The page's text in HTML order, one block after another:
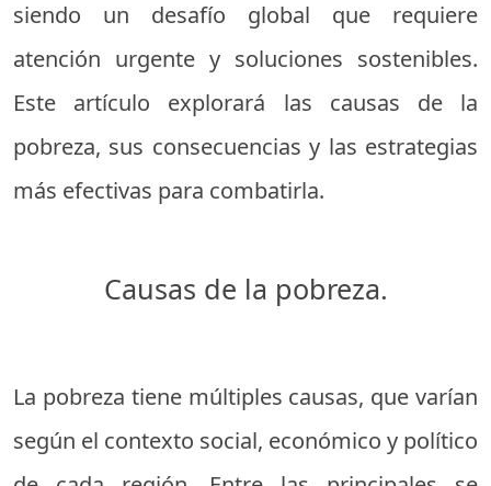
siendo un desafío global que requiere
atención urgente y soluciones sostenibles.
Este artículo explorará las causas de la
pobreza, sus consecuencias y las estrategias
más efectivas para combatirla.
Causas de la pobreza.
La pobreza tiene múltiples causas, que varían
según el contexto social, económico y político